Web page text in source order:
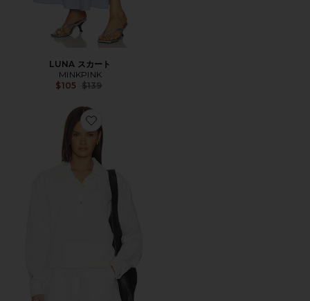
LUNA スカート
MINKPINK
$105 Previous price:
$139
Favorite THE LAGUNA シャツ